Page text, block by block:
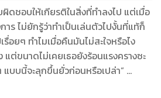
ผิดชอบให้เกียรติในสิ่งที่ทำลงไป แต่เมื่อ
ร ไม่ยักรู้ว่าทำเป็นเล่นตัวไปงั้นที่แท้ก็
อยๆ ทำไมเมื่อคืนมันไม่สะใจหรือไง
แต่ขนาดไม่เคยเธอยังร้อนแรงครางซะ
บบนี้จะลุกขึ้นยั่วก่อนหรือเปล่า”
เขาลั่นแล้วฟาดฝ่ามือใส่เต็มทีสอง